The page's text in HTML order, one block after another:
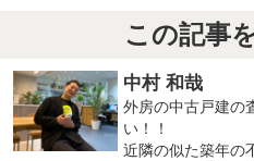
この記事
中村 和哉
外房の中古戸建の
い！！
近隣の似た築年の